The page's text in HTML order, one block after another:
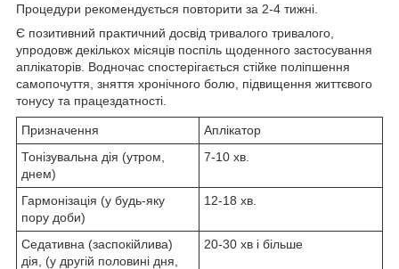
Процедури рекомендується повторити за 2-4 тижні.
Є позитивний практичний досвід тривалого тривалого,
упродовж декількох місяців поспіль щоденного застосування
аплікаторів. Водночас спостерігається стійке поліпшення
самопочуття, зняття хронічного болю, підвищення життєвого
тонусу та працездатності.
Призначення
Аплікатор
Тонізувальна дія (утром,
днем)
7-10 хв.
Гармонізація (у будь-яку
пору доби)
12-18 хв.
Седативна (заспокійлива)
дія, (у другій половині дня,
20-30 хв і більше